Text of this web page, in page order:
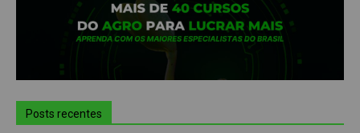
Posts recentes